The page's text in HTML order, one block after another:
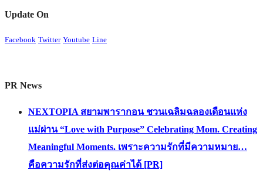
Update On
Facebook Twitter Youtube Line
PR News
NEXTOPIA สยามพารากอน ชวนเฉลิมฉลองเดือนแห่ง
แม่ผ่าน “Love with Purpose” Celebrating Mom. Creating
Meaningful Moments. เพราะความรักที่มีความหมาย…
คือความรักที่ส่งต่อคุณค่าได้ [PR]